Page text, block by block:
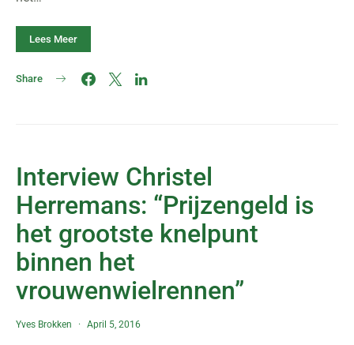
Lees Meer
Share
Interview Christel
Herremans: “Prijzengeld is
het grootste knelpunt
binnen het
vrouwenwielrennen”
Yves Brokken April 5, 2016